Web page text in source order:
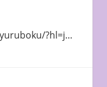
?hl=j…